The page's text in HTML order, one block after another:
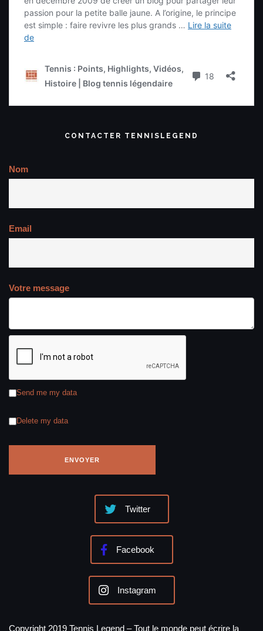
CONTACTER TENNISLEGEND
Nom
Email
Votre message
Send me my data
Delete my data
Twitter
Facebook
Instagram
Copyright 2019 Tennis Legend – Tout le monde peut écrire la